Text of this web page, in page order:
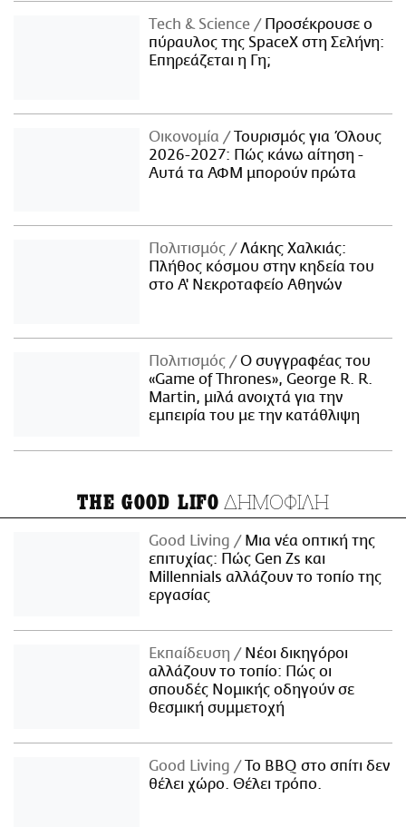
Τech & Science
Προσέκρουσε ο
πύραυλος της SpaceX στη Σελήνη:
Επηρεάζεται η Γη;
Οικονομία
Τουρισμός για Όλους
2026-2027: Πώς κάνω αίτηση -
Αυτά τα ΑΦΜ μπορούν πρώτα
Πολιτισμός
Λάκης Χαλκιάς:
Πλήθος κόσμου στην κηδεία του
στο Α' Νεκροταφείο Αθηνών
Πολιτισμός
Ο συγγραφέας του
«Game of Thrones», George R. R.
Martin, μιλά ανοιχτά για την
εμπειρία του με την κατάθλιψη
THE GOOD LIFO ΔΗΜΟΦΙΛΗ
Good Living
Μια νέα οπτική της
επιτυχίας: Πώς Gen Zs και
Millennials αλλάζουν το τοπίο της
εργασίας
Εκπαίδευση
Νέοι δικηγόροι
αλλάζουν το τοπίο: Πώς οι
σπουδές Νομικής οδηγούν σε
θεσμική συμμετοχή
Good Living
Το BBQ στο σπίτι δεν
θέλει χώρο. Θέλει τρόπο.